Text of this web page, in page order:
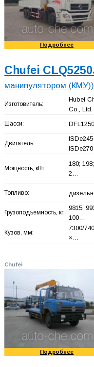
Подробнее
Chufei
манипулятором (КМУ))
Изготовитель:
Hubei
Co., Ltd.
Шасси:
Двигатель:
ISDe245
Мощность, кВт:
180;
2…
Топливо:
Грузоподъемность, кг:
9815,
100…
Кузов, мм:
7300/
×…
Chufei
Подробнее